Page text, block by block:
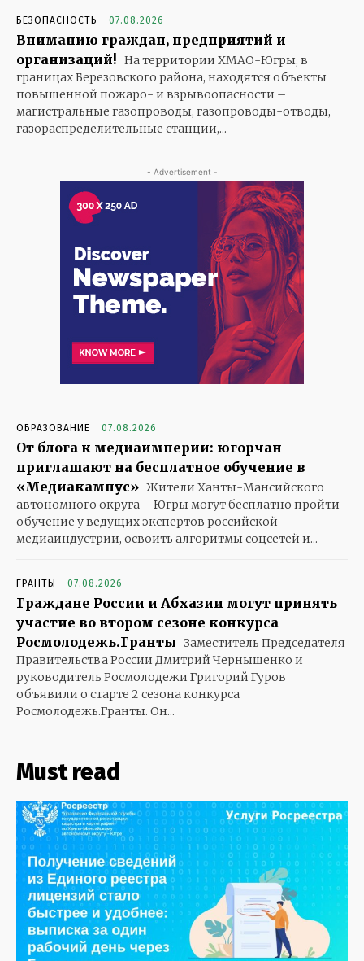
БЕЗОПАСНОСТЬ 07.08.2026
Вниманию граждан, предприятий и
организаций! На территории ХМАО-Югры, в
границах Березовского района, находятся объекты
повышенной пожаро- и взрывоопасности –
магистральные газопроводы, газопроводы-отводы,
газораспределительные станции,...
- Advertisement -
ОБРАЗОВАНИЕ 07.08.2026
От блога к медиаимперии: югорчан
приглашают на бесплатное обучение в
«Медиакампус» Жители Ханты-Мансийского
автономного округа – Югры могут бесплатно пройти
обучение у ведущих экспертов российской
медиаиндустрии, освоить алгоритмы соцсетей и...
ГРАНТЫ 07.08.2026
Граждане России и Абхазии могут принять
участие во втором сезоне конкурса
Росмолодежь.Гранты Заместитель Председателя
Правительства России Дмитрий Чернышенко и
руководитель Росмолодежи Григорий Гуров
объявили о старте 2 сезона конкурса
Росмолодежь.Гранты. Он...
Must read